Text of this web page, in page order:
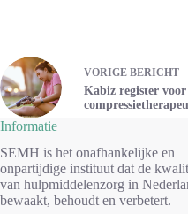
VORIGE BERICHT
Kabiz register voor
Informatie
SEMH is het onafhankelijke en
onpartijdige instituut dat de
van hulpmiddelenzorg in
bewaakt, behoudt en verbetert.